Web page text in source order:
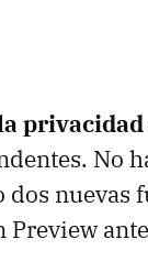
No
dos